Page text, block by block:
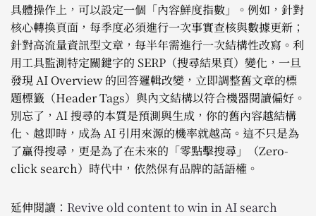
具體操作上，可以設定一個「內容鮮度指數」。例如，針對
核心轉換頁面，每季度必須進行一次事實查核與數據更新；
針對高流量資訊型文章，每半年需進行一次結構性改寫。利
用工具監測特定關鍵字的 SERP（搜尋結果頁）變化，一旦
發現 AI Overview 的回答邏輯改變，立即調整舊文章的標
題標籤（Header Tags）與內文結構以符合機器閱讀偏好。
別忘了，AI 搜尋的本質是預測與生成，你的舊內容越結構
化、越即時，成為 AI 引用來源的機率就越高。這不只是為
了贏得搜尋，更是為了在未來的「零點擊搜尋」（Zero-
click search）時代中，依然保有品牌的話語權。
延伸閱讀： Revive old content to win in AI search